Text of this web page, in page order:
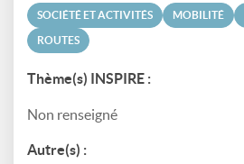
SOCIÉTÉ ET ACTIVITÉS MOBILITÉ
ROUTES
Thème(s) INSPIRE :
Non renseigné
Autre(s) :